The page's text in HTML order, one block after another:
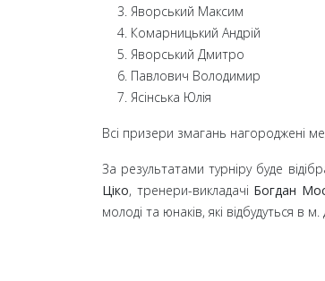
Яворський Максим
Комарницький Андрій
Яворський Дмитро
Павлович Володимир
Ясінська Юлія
Всі призери змагань нагороджені
За результатами турніру буде
Ціко, тренери-викладачі Богдан
молоді та юнаків, які відбудуться в